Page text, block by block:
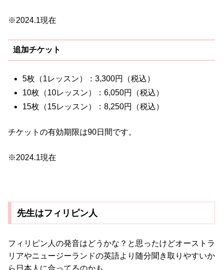
※2024.1現在
追加チケット
5枚（1レッスン）：3,300円（税込）
10枚（10レッスン）：6,050円（税込）
15枚（15レッスン）：8,250円（税込）
チケットの有効期限は90日間です。
※2024.1現在
先生はフィリピン人
フィリピン人の発音はどうかな？と思ったけどオーストラ
リアやニュージーランドの英語より随分聞き取りやすいか